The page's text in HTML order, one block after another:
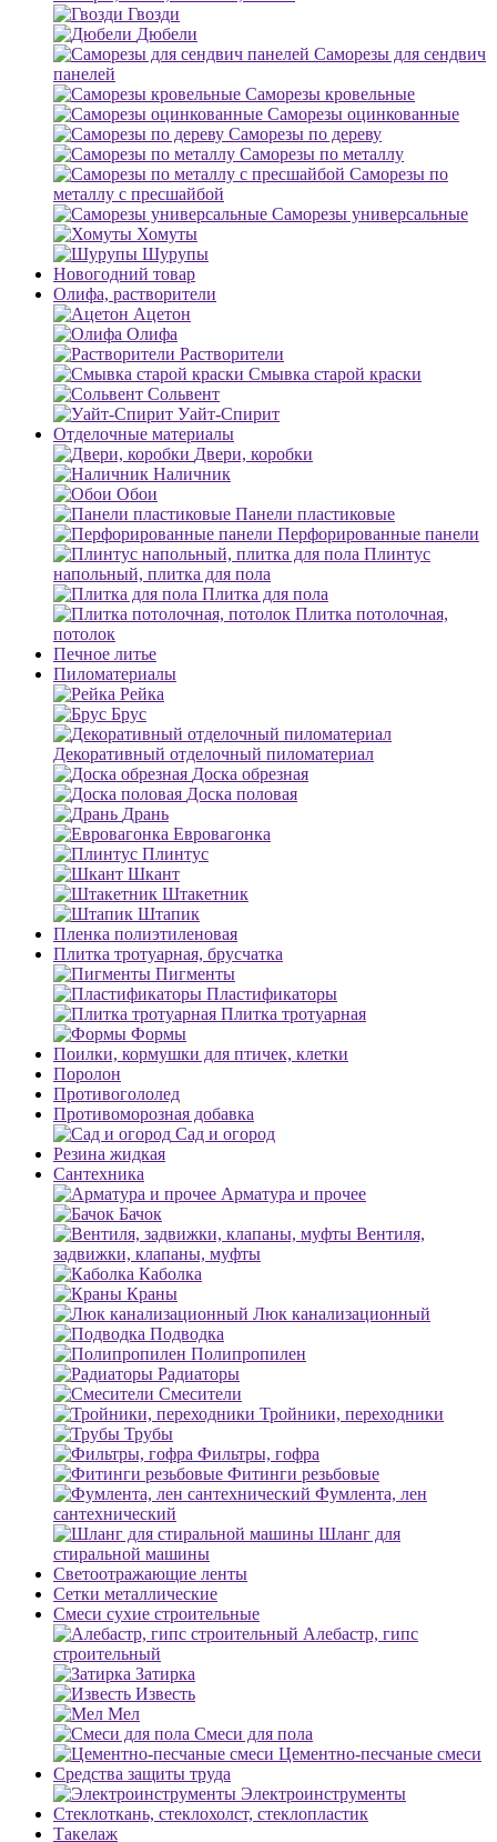
Гвозди
Дюбели
Саморезы для сендвич
панелей
Саморезы кровельные
Саморезы оцинкованные
Саморезы по дереву
Саморезы по металлу
Саморезы по
металлу с пресшайбой
Саморезы универсальные
Хомуты
Шурупы
Новогодний товар
Олифа, растворители
Ацетон
Олифа
Растворители
Смывка старой краски
Сольвент
Уайт-Спирит
Отделочные материалы
Двери, коробки
Наличник
Обои
Панели пластиковые
Перфорированные панели
Плинтус
напольный, плитка для пола
Плитка для пола
Плитка потолочная,
потолок
Печное литье
Пиломатериалы
Рейка
Брус
Декоративный отделочный пиломатериал
Доска обрезная
Доска половая
Дрань
Евровагонка
Плинтус
Шкант
Штакетник
Штапик
Пленка полиэтиленовая
Плитка тротуарная, брусчатка
Пигменты
Пластификаторы
Плитка тротуарная
Формы
Поилки, кормушки для птичек, клетки
Поролон
Противогололед
Противоморозная добавка
Сад и огород
Резина жидкая
Сантехника
Арматура и прочее
Бачок
Вентиля,
задвижки, клапаны, муфты
Каболка
Краны
Люк канализационный
Подводка
Полипропилен
Радиаторы
Смесители
Тройники, переходники
Трубы
Фильтры, гофра
Фитинги резьбовые
Фумлента, лен
сантехнический
Шланг для
стиральной машины
Светоотражающие ленты
Сетки металлические
Смеси сухие строительные
Алебастр, гипс
строительный
Затирка
Известь
Мел
Смеси для пола
Цементно-песчаные смеси
Средства защиты труда
Электроинструменты
Стеклоткань, стеклохолст, стеклопластик
Такелаж